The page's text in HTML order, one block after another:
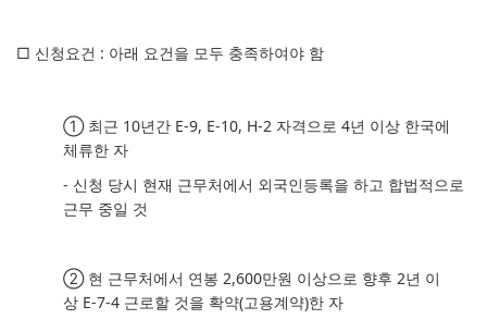
□ 신청요건 : 아래 요건을 모두 충족하여야 함
① 최근 10년간 E-9, E-10, H-2 자격으로 4년 이상 한국에
체류한 자
- 신청 당시 현재 근무처에서 외국인등록을 하고 합법적으로
근무 중일 것
② 현 근무처에서 연봉 2,600만원 이상으로 향후 2년 이
상 E-7-4 근로할 것을 확약(고용계약)한 자